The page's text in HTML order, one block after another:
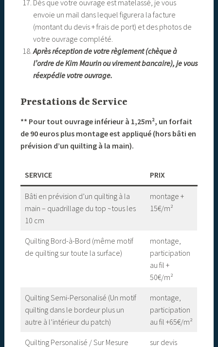
Dès que votre ouvrage est matelassé, je vous
envoie un mail dans lequel figurera la facture
(montant du devis + frais de port) et des photos de
votre ouvrage complété.
Après réception de votre règlement (chèque à
l’ordre de Kim Maurin ou virement bancaire), je vous
réexpédie votre ouvrage.
Prestations de Service
** Pour tout ouvrage inférieur à 1,25m², un forfait
de 90 euros plus montage est appliqué (hors bâti en
prévision d’un quilting à la main).
SERVICE PRIX
Bâti en prévision d’un quilting à la
main – quadrillage du top ~tous les
10 cm
montage +
15€/m²
Quilting Bord-à-Bord (même motif
de quilting sur toute la surface)
montage,
participation
au fil +
50€/m²
Quilting Semi-Personalisé (Un motif
quilting dans le bordeur plus un
autre à l’intérieur du patch)
montage,
participation
au fil +65€/m²
Quilting Personalisé / Sur Mesure sur devis